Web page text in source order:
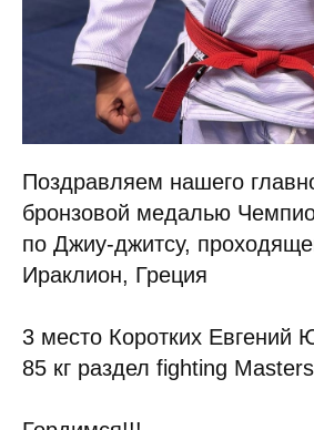
Поздравляем нашего
бронзовой медалью
по Джиу-джитсу,
Ираклион, Греция
3 место Коротких Евгений
85 кг раздел fighting Masters